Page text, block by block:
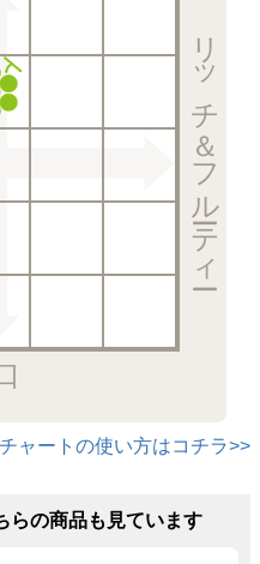
リッチ＆フルーティー
ャートの使い方はコチラ>>
らの商品も見ています